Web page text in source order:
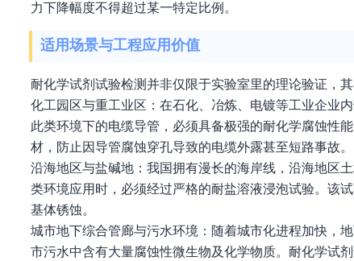
力下降幅度不得超过某一特定比例。
适用场景与工程应用价值
耐化学试剂试验检测并非仅限于实验室里的理论验证，
化工园区与重工业区：在石化、冶炼、电镀等工业企业
此类环境下的电缆导管，必须具备极强的耐化学腐蚀性
材，防止因导管腐蚀穿孔导致的电缆外露甚至短路事故。
沿海地区与盐碱地：我国拥有漫长的海岸线，沿海地区
类环境应用时，必须经过严格的耐盐溶液浸泡试验。该
基体锈蚀。
城市地下综合管廊与污水环境：随着城市化进程加快，
市污水中含有大量腐蚀性微生物及化学物质。耐化学试